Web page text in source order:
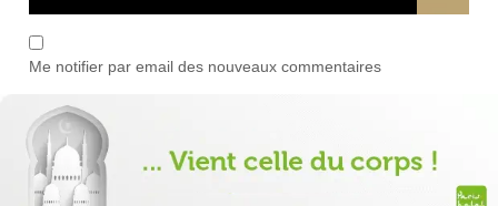
Me notifier par email des nouveaux commentaires